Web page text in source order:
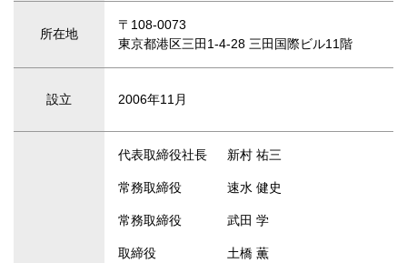
所在地
〒108-0073
東京都港区三田1-4-28 三田国際ビル11階
設立 2006年11月
代表取締役社長 新村 祐三
常務取締役 速水 健史
常務取締役 武田 学
取締役 土橋 薫